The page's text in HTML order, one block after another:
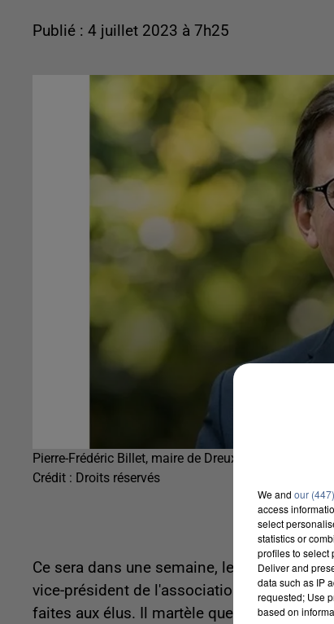
Publié : 4 juillet 2023 à 7h25
Pierre-Frédéric Billet, maire de Dreux
Crédit : Droits réservés
Ce sera dans une semaine, le mardi 11
vice-président de l'association des maires
faites aux élus. Il martèle que les menaces
We and our
access
select
statistics or
profiles to select
Deliver and
data such as IP
requested; Use
based on